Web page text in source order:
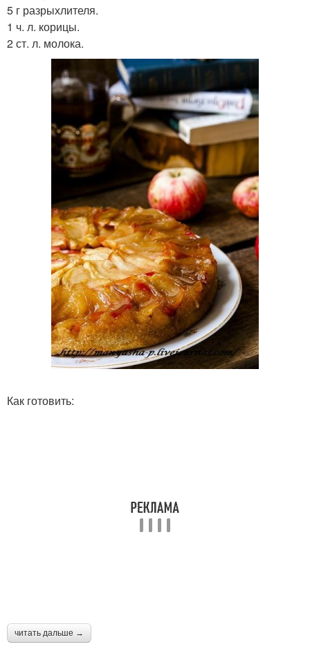
Кубета с тыквой
5 г разрыхлителя.
1 ч. л. корицы.
2 ст. л. молока.
Как готовить:
читать дальше →